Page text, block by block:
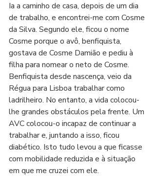
Ia a caminho de casa, depois de um dia
de trabalho, e encontrei-me com Cosme
da Silva. Segundo ele, ficou o nome
Cosme porque o avô, benfiquista,
gostava de Cosme Damião e pediu à
filha para nomear o neto de Cosme.
Benfiquista desde nascença, veio da
Régua para Lisboa trabalhar como
ladrilheiro. No entanto, a vida colocou-
lhe grandes obstáculos pela frente. Um
AVC colocou-o incapaz de continuar a
trabalhar e, juntando a isso, ficou
diabético. Isto tudo levou a que ficasse
com mobilidade reduzida e à situação
em que me cruzei com ele.